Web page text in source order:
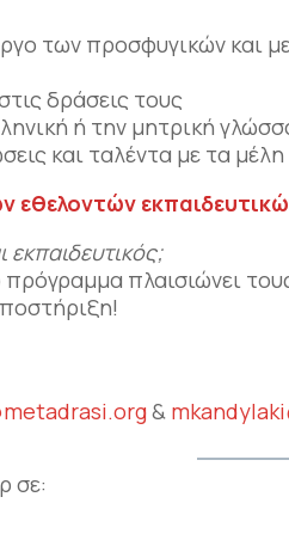
των προσφυγικών και
δράσεις τους
ή την μητρική
και ταλέντα με τα
εθελοντών
εκπαιδευτικός;
πλαισιώνει
&
σε: